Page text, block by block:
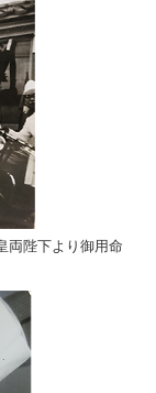
両陛下より御用命